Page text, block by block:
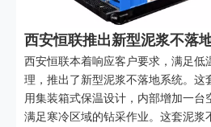
西安恒联推出新型泥浆不落
西安恒联本着响应客户要求，满足低
理，推出了新型泥浆不落地系统。这
用集装箱式保温设计，内部增加一台
满足寒冷区域的钻采作业。这套泥浆